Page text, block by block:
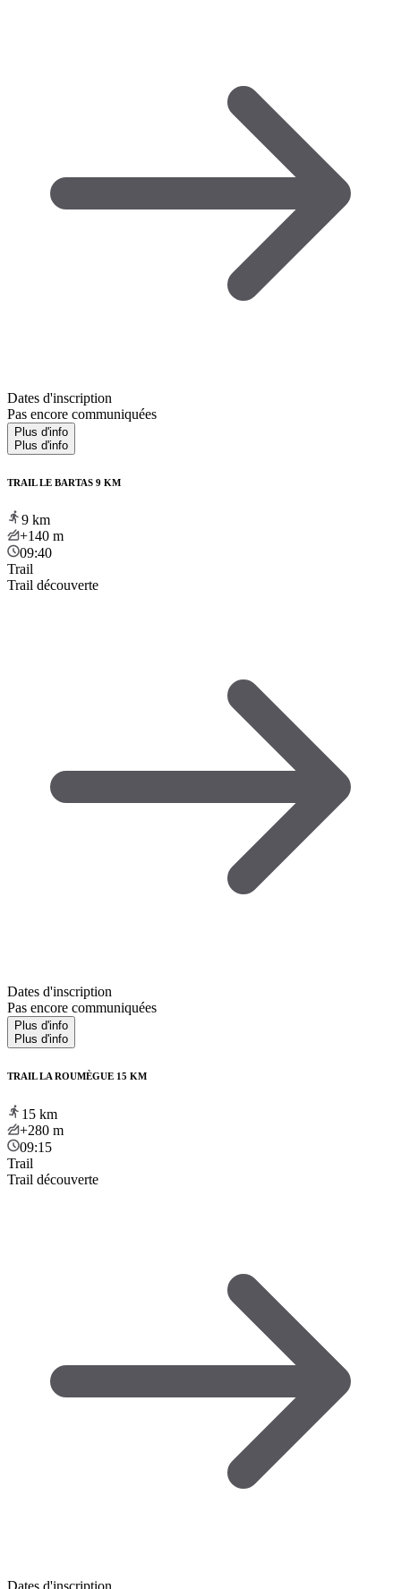
Dates d'inscription
Pas encore communiquées
Plus d'info
Plus d'info
TRAIL LE BARTAS 9 KM
9 km
+140 m
09:40
Trail
Trail découverte
Dates d'inscription
Pas encore communiquées
Plus d'info
Plus d'info
TRAIL LA ROUMÈGUE 15 KM
15 km
+280 m
09:15
Trail
Trail découverte